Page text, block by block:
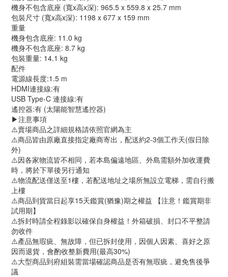
機身不包含底座 (寬x高x深): 965.5 x 559.8 x 25.7 mm
包裝尺寸 (寬x高x深): 1198 x 677 x 159 mm
重量
機身包含底座: 11.0 kg
機身不包含底座: 8.7 kg
包裝重量: 14.1 kg
配件
電源線長度:1.5 m
HDMI連接線:有
USB Type-C 連接線:有
遙控器:有 (太陽能智慧遙控器)
▶️注意事項
⚠️賣場商品之詳細規格請依照官網為主
⚠️商品皆由原廠直接指定廠商寄出，配送約2-3個工作天(假日除
外)
⚠️因各家物流皆不相同，若本島偏遠地區、外島需額外加收運費
時，將於下單後另行通知
⚠️物流配送僅送至1樓，若配送地址之場所無設立電梯，需自行搬
上樓
⚠️商品到貨當日起享15天鑑賞(猶豫)期之權益 【注意！鑑賞期非
試用期】
⚠️拆封時請全程錄影以確保自身權益！外箱破損、封口不平整請
勿收件
⚠️產品無瑕疵、無故障，但已拆封使用，因個人因素、喜好之原
因而退貨，會酌收整新費用(最高30%)
⚠️大型商品到府組裝需當場確認商品是否有無瑕疵，避免售後爭
議